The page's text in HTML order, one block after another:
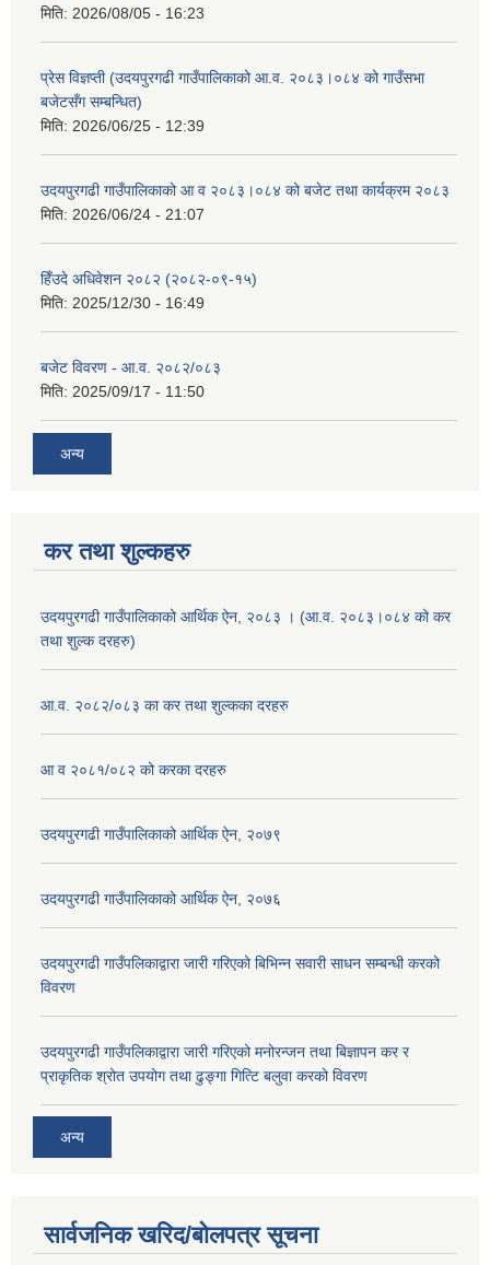
मिति: 2026/08/05 - 16:23
प्रेस विज्ञप्ती (उदयपुरगढी गाउँपालिकाको आ.व. २०८३।०८४ को गाउँसभा
बजेटसँग सम्बन्धित)
मिति: 2026/06/25 - 12:39
उदयपुरगढी गाउँपालिकाको आ व २०८३।०८४ को बजेट तथा कार्यक्रम २०८३
मिति: 2026/06/24 - 21:07
हिँउदे अधिवेशन २०८२ (२०८२-०९-१५)
मिति: 2025/12/30 - 16:49
बजेट विवरण - आ.व. २०८२/०८३
मिति: 2025/09/17 - 11:50
अन्य
कर तथा शुल्कहरु
उदयपुरगढी गाउँपालिकाको आर्थिक ऐन, २०८३ । (आ.व. २०८३।०८४ को कर
तथा शुल्क दरहरु)
आ.व. २०८२/०८३ का कर तथा शुल्कका दरहरु
आ व २०८१/०८२ को करका दरहरु
उदयपुरगढी गाउँपालिकाको आर्थिक ऐन, २०७९
उदयपुरगढी गाउँपालिकाको आर्थिक ऐन, २०७६
उदयपुरगढी गाउँपलिकाद्वारा जारी गरिएको बिभिन्न सवारी साधन सम्बन्धी करको
विवरण
उदयपुरगढी गाउँपलिकाद्वारा जारी गरिएको मनोरन्जन तथा बिज्ञापन कर र
प्राकृतिक श्रोत उपयोग तथा ढुङ्गा गित्टि बलुवा करको विवरण
अन्य
सार्वजनिक खरिद/बोलपत्र सूचना